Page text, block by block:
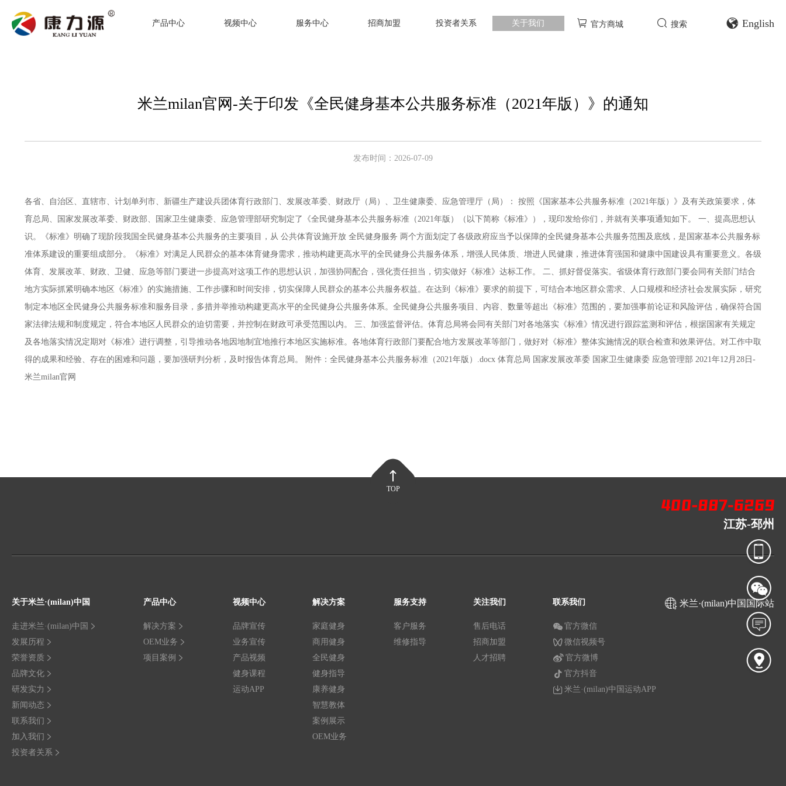
产品中心 视频中心 服务中心 招商加盟 投资者关系 关于我们 官方商城 搜索 English
米兰milan官网-关于印发《全民健身基本公共服务标准（2021年版）》的通知
发布时间：2026-07-09
各省、自治区、直辖市、计划单列市、新疆生产建设兵团体育行政部门、发展改革委、财政厅（局）、卫生健康委、应急管理厅（局）： 按照《国家基本公共服务标准（2021年版）》及有关政策要求，体
育总局、国家发展改革委、财政部、国家卫生健康委、应急管理部研究制定了《全民健身基本公共服务标准（2021年版）（以下简称《标准》），现印发给你们，并就有关事项通知如下。 一、提高思想认
识。《标准》明确了现阶段我国全民健身基本公共服务的主要项目，从 公共体育设施开放 全民健身服务 两个方面划定了各级政府应当予以保障的全民健身基本公共服务范围及底线，是国家基本公共服务标
准体系建设的重要组成部分。《标准》对满足人民群众的基本体育健身需求，推动构建更高水平的全民健身公共服务体系，增强人民体质、增进人民健康，推进体育强国和健康中国建设具有重要意义。各级
体育、发展改革、财政、卫健、应急等部门要进一步提高对这项工作的思想认识，加强协同配合，强化责任担当，切实做好《标准》达标工作。 二、抓好督促落实。省级体育行政部门要会同有关部门结合
地方实际抓紧明确本地区《标准》的实施措施、工作步骤和时间安排，切实保障人民群众的基本公共服务权益。在达到《标准》要求的前提下，可结合本地区群众需求、人口规模和经济社会发展实际，研究
制定本地区全民健身公共服务标准和服务目录，多措并举推动构建更高水平的全民健身公共服务体系。全民健身公共服务项目、内容、数量等超出《标准》范围的，要加强事前论证和风险评估，确保符合国
家法律法规和制度规定，符合本地区人民群众的迫切需要，并控制在财政可承受范围以内。 三、加强监督评估。体育总局将会同有关部门对各地落实《标准》情况进行跟踪监测和评估，根据国家有关规定
及各地落实情况定期对《标准》进行调整，引导推动各地因地制宜地推行本地区实施标准。各地体育行政部门要配合地方发展改革等部门，做好对《标准》整体实施情况的联合检查和效果评估。对工作中取
得的成果和经验、存在的困难和问题，要加强研判分析，及时报告体育总局。 附件：全民健身基本公共服务标准（2021年版）.docx 体育总局 国家发展改革委 国家卫生健康委 应急管理部 2021年12月28日-
米兰milan官网
TOP
江苏-邳州
关于米兰·(milan)中国
走进米兰·(milan)中国
发展历程
荣誉资质
品牌文化
研发实力
新闻动态
联系我们
加入我们
投资者关系
产品中心
解决方案
OEM业务
项目案例
视频中心
品牌宣传
业务宣传
产品视频
健身课程
运动APP
解决方案
家庭健身
商用健身
全民健身
健身指导
康养健身
智慧教体
案例展示
OEM业务
服务支持
客户服务
维修指导
关注我们
售后电话
招商加盟
人才招聘
联系我们
官方微信
微信视频号
官方微博
官方抖音
米兰·(milan)中国运动APP
米兰·(milan)中国国际站